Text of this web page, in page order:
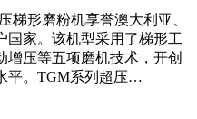
梯形磨粉机享誉澳大利亚、
国家。该机型采用了梯形工
压等五项磨机技术，开创
平。TGM系列超压…